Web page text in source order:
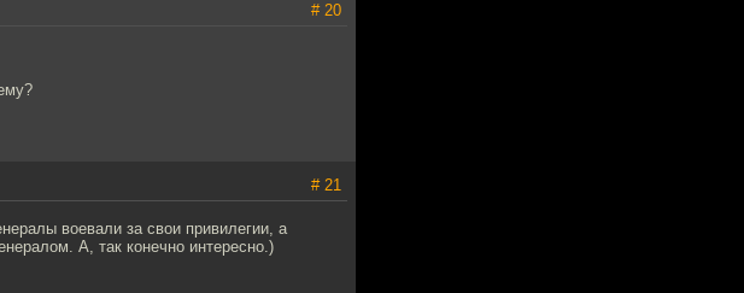
# 20
# 21
воевали за свои привилегии, а
А, так конечно интересно.)